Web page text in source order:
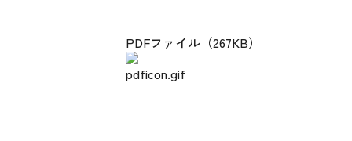
PDFファイル（267KB）